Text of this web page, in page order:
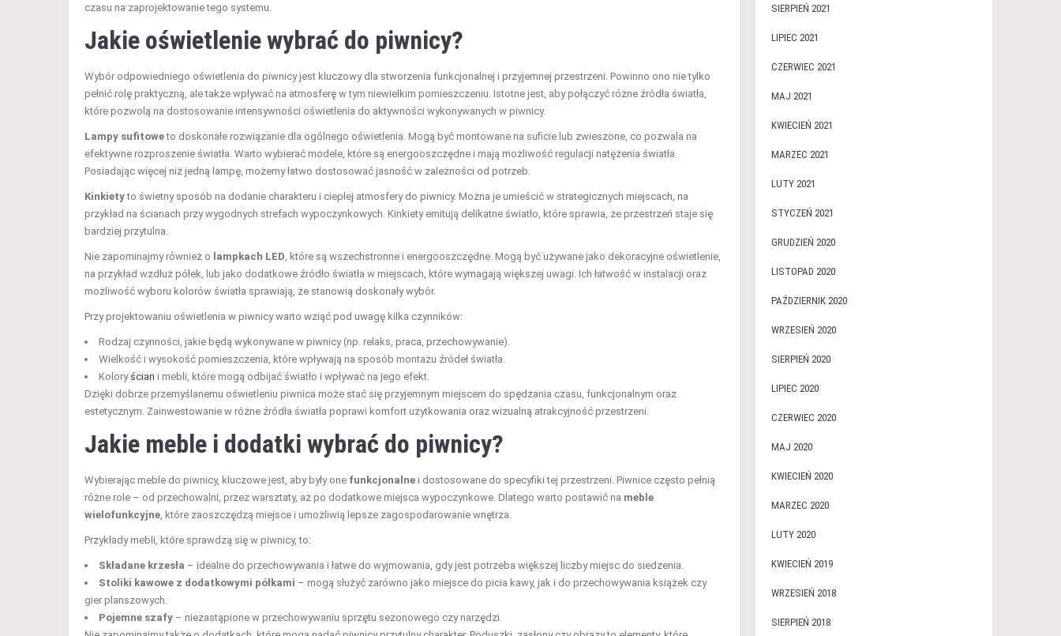
czasu na zaprojektowanie tego systemu.
Jakie oświetlenie wybrać do piwnicy?
Wybór odpowiedniego oświetlenia do piwnicy jest kluczowy dla stworzenia funkcjonalnej i przyjemnej przestrzeni. Powinno ono nie tylko
pełnić rolę praktyczną, ale także wpływać na atmosferę w tym niewielkim pomieszczeniu. Istotne jest, aby połączyć różne źródła światła,
które pozwolą na dostosowanie intensywności oświetlenia do aktywności wykonywanych w piwnicy.
Lampy sufitoweto doskonałe rozwiązanie dla ogólnego oświetlenia. Mogą być montowane na suficie lub zwieszone, co pozwala na
efektywne rozproszenie światła. Warto wybierać modele, które są energooszczędne i mają możliwość regulacji natężenia światła.
Posiadając więcej niż jedną lampę, możemy łatwo dostosować jasność w zależności od potrzeb.
Kinkietyto świetny sposób na dodanie charakteru i ciepłej atmosfery do piwnicy. Można je umieścić w strategicznych miejscach, na
przykład na ścianach przy wygodnych strefach wypoczynkowych. Kinkiety emitują delikatne światło, które sprawia, że przestrzeń staje się
bardziej przytulna.
Nie zapominajmy również o lampkach LED , które są wszechstronne i energooszczędne. Mogą być używane jako dekoracyjne oświetlenie,
na przykład wzdłuż półek, lub jako dodatkowe źródło światła w miejscach, które wymagają większej uwagi. Ich łatwość w instalacji oraz
możliwość wyboru kolorów światła sprawiają, że stanowią doskonały wybór.
Przy projektowaniu oświetlenia w piwnicy warto wziąć pod uwagę kilka czynników:
Rodzaj czynności, jakie będą wykonywane w piwnicy (np. relaks, praca, przechowywanie).
Wielkość i wysokość pomieszczenia, które wpływają na sposób montażu źródeł światła.
Kolory ścian i mebli, które mogą odbijać światło i wpływać na jego efekt.
Dzięki dobrze przemyślanemu oświetleniu piwnica może stać się przyjemnym miejscem do spędzania czasu, funkcjonalnym oraz
estetycznym. Zainwestowanie w różne źródła światła poprawi komfort użytkowania oraz wizualną atrakcyjność przestrzeni.
Jakie meble i dodatki wybrać do piwnicy?
Wybierając meble do piwnicy, kluczowe jest, aby były one funkcjonalne i dostosowane do specyfiki tej przestrzeni. Piwnice często pełnią
różne role – od przechowalni, przez warsztaty, aż po dodatkowe miejsca wypoczynkowe. Dlatego warto postawić na meble
wielofunkcyjne , które zaoszczędzą miejsce i umożliwią lepsze zagospodarowanie wnętrza.
Przykłady mebli, które sprawdzą się w piwnicy, to:
Składane krzesła – idealne do przechowywania i łatwe do wyjmowania, gdy jest potrzeba większej liczby miejsc do siedzenia.
Stoliki kawowe z dodatkowymi półkami – mogą służyć zarówno jako miejsce do picia kawy, jak i do przechowywania książek czy
gier planszowych.
Pojemne szafy – niezastąpione w przechowywaniu sprzętu sezonowego czy narzędzi.
SIERPIEŃ 2021
LIPIEC 2021
CZERWIEC 2021
MAJ 2021
KWIECIEŃ 2021
MARZEC 2021
LUTY 2021
STYCZEŃ 2021
GRUDZIEŃ 2020
LISTOPAD 2020
PAŹDZIERNIK 2020
WRZESIEŃ 2020
SIERPIEŃ 2020
LIPIEC 2020
CZERWIEC 2020
MAJ 2020
KWIECIEŃ 2020
MARZEC 2020
LUTY 2020
KWIECIEŃ 2019
WRZESIEŃ 2018
SIERPIEŃ 2018